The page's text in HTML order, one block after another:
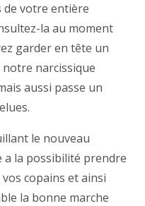
de votre entière
la au moment
garder en tête un
narcissique
aussi passe un
le nouveau
a la possibilité prendre
copains et ainsi
la bonne marche